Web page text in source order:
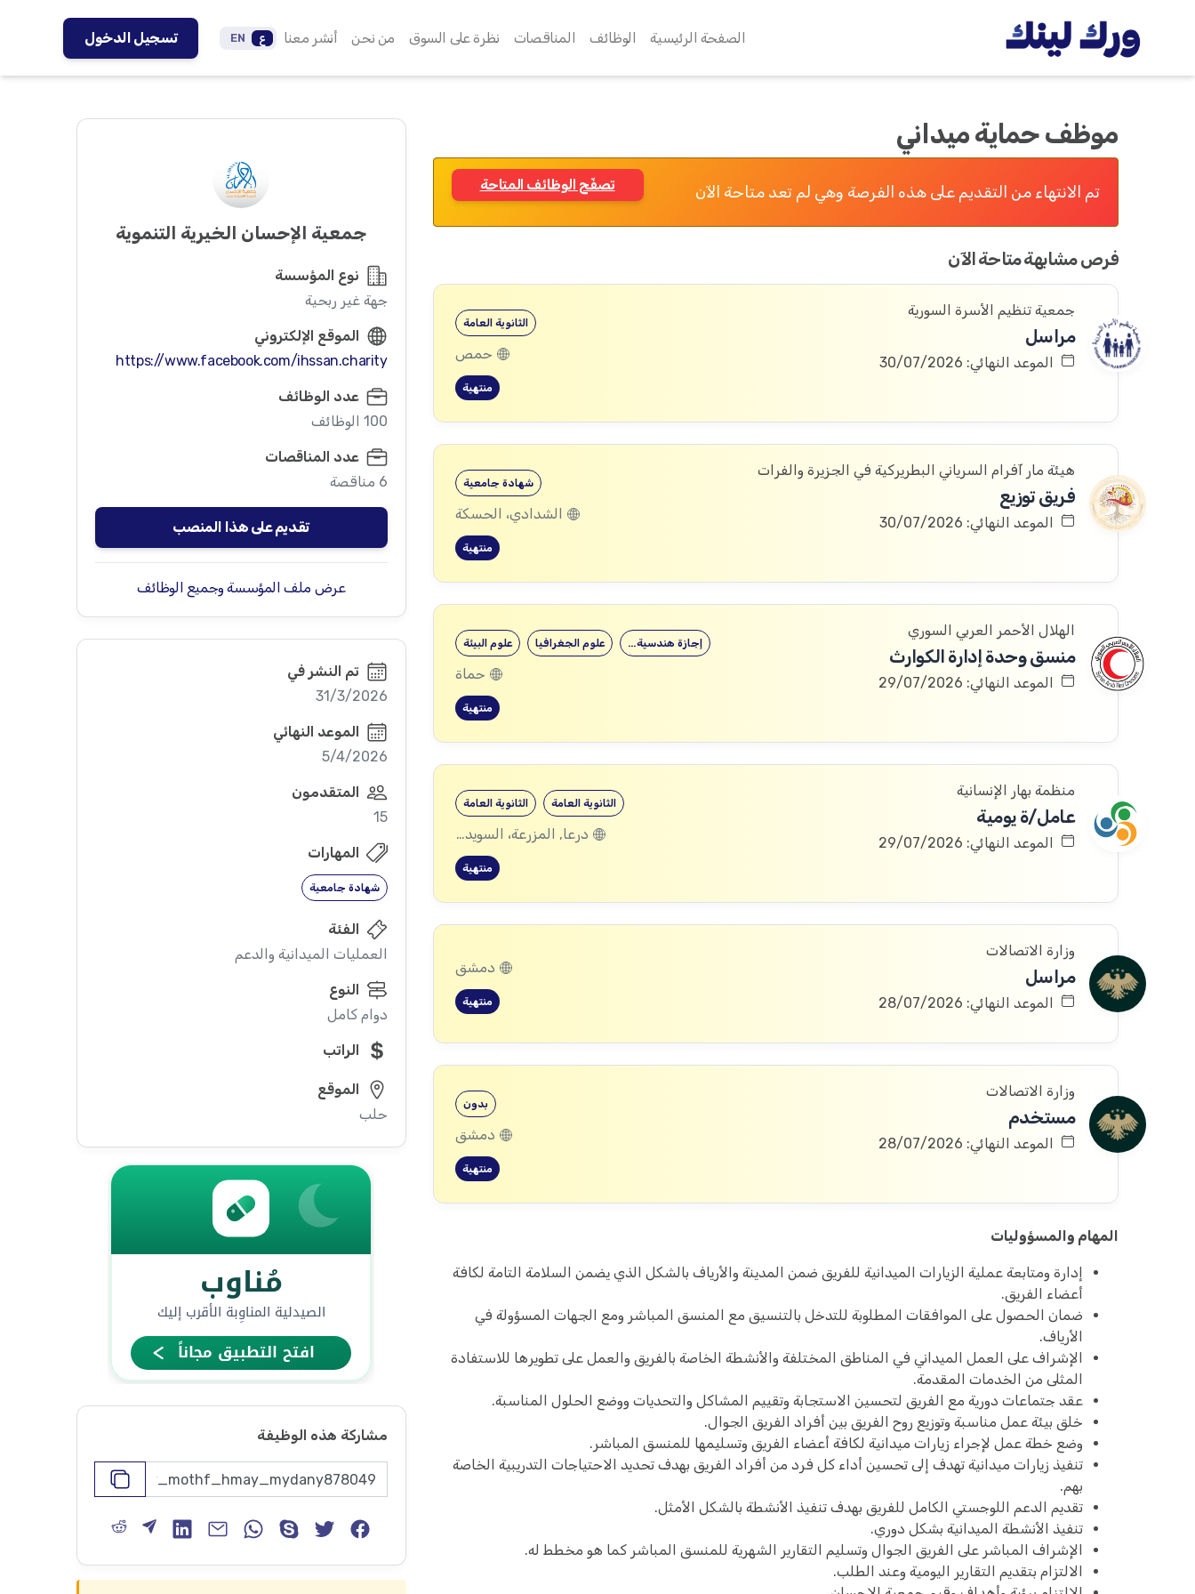
الصفحة الرئيسية الوظائف المناقصات نظرة على السوق من نحن أنشر معنا ع EN تسجيل الدخول
موظف حماية ميداني
تم الانتهاء من التقديم على هذه الفرصة وهي لم تعد متاحة الآن تصفّح الوظائف المتاحة
فرص مشابهة متاحة الآن
جمعية تنظيم الأسرة السورية
مراسل
الموعد النهائي: 30/07/2026
الثانوية العامة
حمص
منتهية
هيئة مار آفرام السرياني البطريركية في الجزيرة والفرات
فريق توزيع
الموعد النهائي: 30/07/2026
شهادة جامعية
الشدادي، الحسكة
منتهية
الهلال الأحمر العربي السوري
منسق وحدة إدارة الكوارث
الموعد النهائي: 29/07/2026
علوم البيئة علوم الجغرافيا إجازة هندسية…
حماة
منتهية
منظمة بهار الإنسانية
عامل/ة يومية
الموعد النهائي: 29/07/2026
الثانوية العامة الثانوية العامة
درعا, المزرعة، السويداء
منتهية
وزارة الاتصالات
مراسل
الموعد النهائي: 28/07/2026
دمشق
منتهية
وزارة الاتصالات
مستخدم
الموعد النهائي: 28/07/2026
بدون
دمشق
منتهية
المهام والمسؤوليات
إدارة ومتابعة عملية الزيارات الميدانية للفريق ضمن المدينة والأرياف بالشكل الذي يضمن السلامة التامة لكافة
أعضاء الفريق.
ضمان الحصول على الموافقات المطلوبة للتدخل بالتنسيق مع المنسق المباشر ومع الجهات المسؤولة في
الأرياف.
الإشراف على العمل الميداني في المناطق المختلفة والأنشطة الخاصة بالفريق والعمل على تطويرها للاستفادة
المثلى من الخدمات المقدمة.
عقد جتماعات دورية مع الفريق لتحسين الاستجابة وتقييم المشاكل والتحديات ووضع الحلول المناسبة.
خلق بيئة عمل مناسبة وتوزيع روح الفريق بين أفراد الفريق الجوال.
وضع خطة عمل لإجراء زيارات ميدانية لكافة أعضاء الفريق وتسليمها للمنسق المباشر.
تنفيذ زيارات ميدانية تهدف إلى تحسين أداء كل فرد من أفراد الفريق بهدف تحديد الاحتياجات التدريبية الخاصة
بهم.
تقديم الدعم اللوجستي الكامل للفريق بهدف تنفيذ الأنشطة بالشكل الأمثل.
تنفيذ الأنشطة الميدانية بشكل دوري.
الإشراف المباشر على الفريق الجوال وتسليم التقارير الشهرية للمنسق المباشر كما هو مخطط له.
الالتزام بتقديم التقارير اليومية وعند الطلب.
جمعية الإحسان الخيرية التنموية
نوع المؤسسة
جهة غير ربحية
الموقع الإلكتروني
https://www.facebook.com/ihssan.charity
عدد الوظائف
100 الوظائف
عدد المناقصات
6 مناقصة
تقديم على هذا المنصب
عرض ملف المؤسسة وجميع الوظائف
تم النشر في
31/3/2026
الموعد النهائي
5/4/2026
المتقدمون
15
المهارات
شهادة جامعية
الفئة
العمليات الميدانية والدعم
النوع
دوام كامل
الراتب
الموقع
حلب
مشاركة هذه الوظيفة